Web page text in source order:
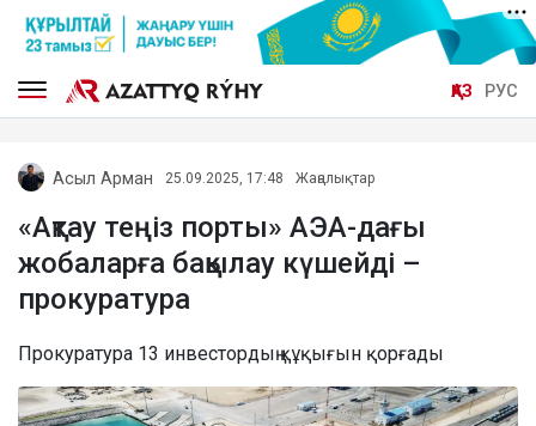
ҚАЗ РУС
Асыл Арман 25.09.2025, 17:48 Жаңалықтар
«Ақтау теңіз порты» АЭА-дағы
жобаларға бақылау күшейді –
прокуратура
Прокуратура 13 инвестордың құқығын қорғады